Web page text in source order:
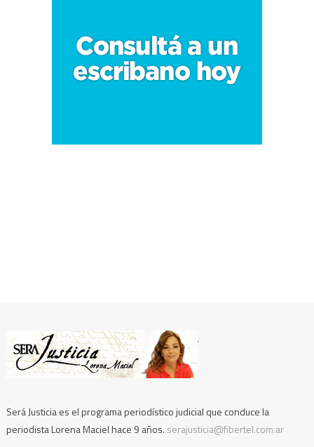
Será Justicia es el programa periodístico judicial que conduce la
periodista Lorena Maciel hace 9 años. serajusticia@fibertel.com.ar